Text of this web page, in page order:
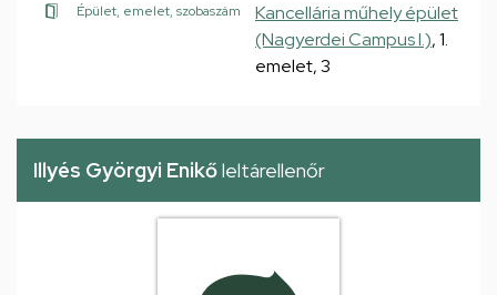
Épület, emelet, szobaszám
Kancellária műhely épület
(Nagyerdei Campus I.), 1.
emelet, 3
Illyés Györgyi Enikőleltárellenőr